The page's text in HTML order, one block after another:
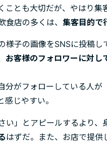
ことも大切だが、やはり集
食店の多くは、集客目的で
様子の画像をSNSに投稿
お客様のフォロワーに対し
分がフォローしている人
じやすい。
い」とアピールするより、
はずだ。また、お店で提供